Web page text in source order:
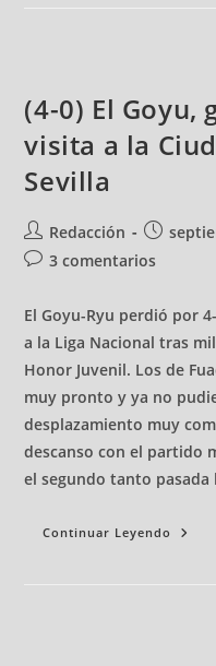
(4-0) El Goyu,
visita a la
Sevilla
Redacción
3 comentarios
El Goyu-Ryu perdió por
a la Liga Nacional tras
Honor Juvenil. Los de
muy pronto y ya no
desplazamiento muy
descanso con el partido
el segundo tanto
Continuar Leyendo